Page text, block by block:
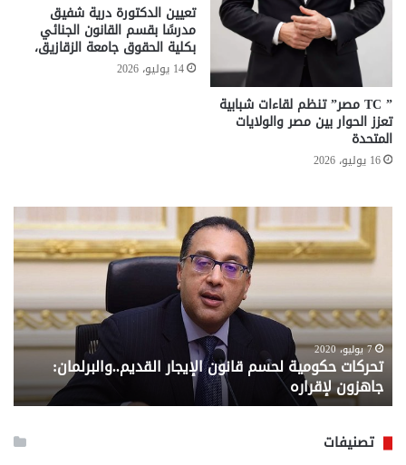
” TC مصر” تنظم لقاءات شبابية
تعزز الحوار بين مصر والولايات
المتحدة
16 يوليو، 2026
تعيين الدكتورة درية شفيق
مدرسًا بقسم القانون الجنائي
بكلية الحقوق جامعة الزقازيق،
14 يوليو، 2026
تحركات
حكومية
لحسم
قانون
القديم..والبرلمان:
جاهزون
لإقراره
7 يوليو، 2020
تحركات حكومية لحسم قانون الإيجار القديم..والبرلمان:
جاهزون لإقراره
..
من
تصنيفات